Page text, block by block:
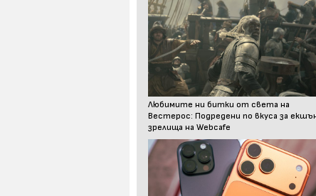
Любимите ни битки от света на
Вестерос: Подредени по вкуса за
зрелища на Webcafe